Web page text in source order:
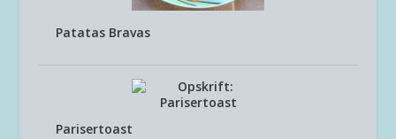
Patatas Bravas
Parisertoast